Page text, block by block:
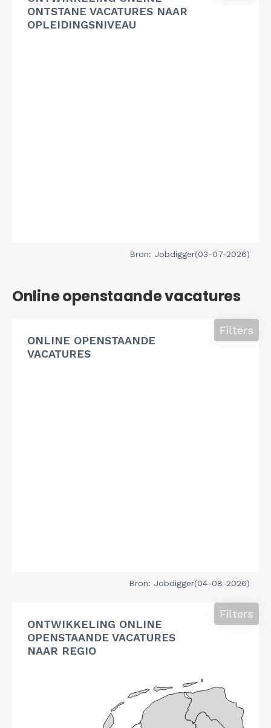
ONTSTANE VACATURES NAAR
OPLEIDINGSNIVEAU
Bron: Jobdigger(03-07-2026)
Online openstaande vacatures
ONLINE OPENSTAANDE
VACATURES
Filters
Bron: Jobdigger(04-08-2026)
ONTWIKKELING ONLINE
OPENSTAANDE VACATURES
NAAR REGIO
Filters